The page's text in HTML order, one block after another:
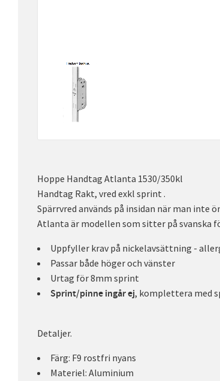
Hoppe Handtag Atlanta 1530/350kl
Handtag Rakt, vred exkl sprint .
Spärrvred används på insidan när man inte
Atlanta är modellen som sitter på svanska
Uppfyller krav på nickelavsättning -
Passar både höger och vänster
Urtag för 8mm sprint
Sprint/pinne ingår ej, komplettera med
Detaljer.
Färg: F9 rostfri nyans
Materiel: Aluminium